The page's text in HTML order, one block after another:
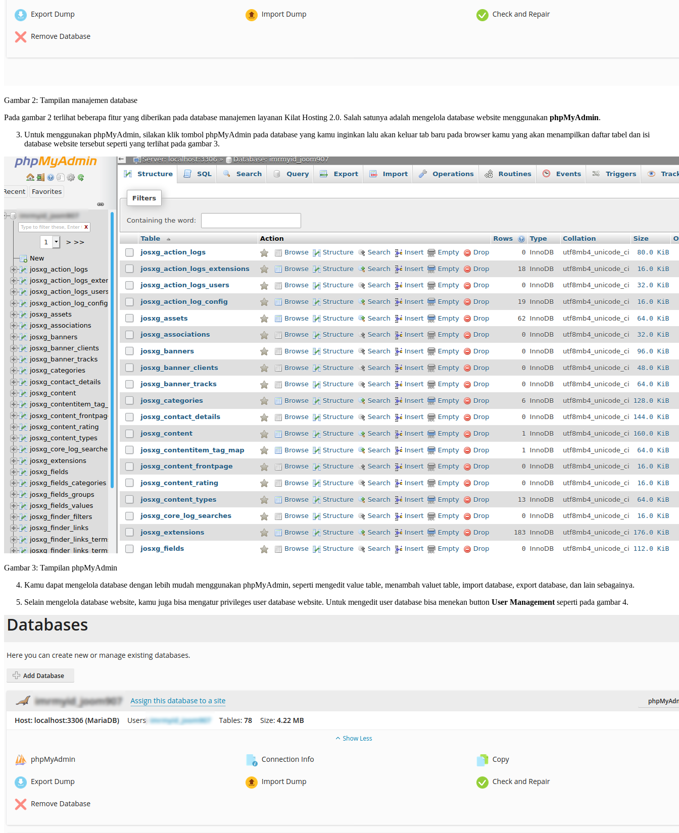
Gambar 2: Tampilan manajemen database
Pada gambar 2 terlihat beberapa fitur yang diberikan pada database manajemen layanan Kilat Hosting 2.0. Salah satunya adalah mengelola database website menggunakan phpMyAdmin.
Untuk menggunakan phpMyAdmin, silakan klik tombol phpMyAdmin pada database yang kamu inginkan lalu akan keluar tab baru pada browser kamu yang akan menampilkan daftar tabel dan isi
database website tersebut seperti yang terlihat pada gambar 3.
Gambar 3: Tampilan phpMyAdmin
Kamu dapat mengelola database dengan lebih mudah menggunakan phpMyAdmin, seperti mengedit value table, menambah valuet table, import database, export database, dan lain sebagainya.
Selain mengelola database website, kamu juga bisa mengatur privileges user database website. Untuk mengedit user database bisa menekan button User Management seperti pada gambar 4.